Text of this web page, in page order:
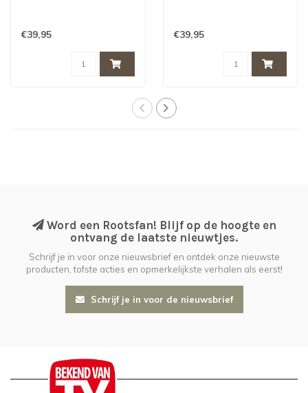
€39,95 €39,95
Word een Rootsfan! Blijf op de hoogte en
ontvang de laatste nieuwtjes.
Schrijf je in voor onze nieuwsbrief en ontdek onze nieuwste
producten, tofste acties en opmerkelijkste verhalen als eerst!
Schrijf je in voor de nieuwsbrief